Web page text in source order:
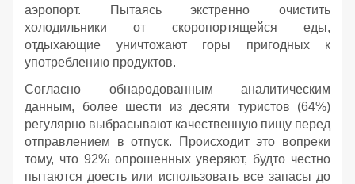
аэропорт. Пытаясь экстренно очистить
холодильники от скоропортящейся еды,
отдыхающие уничтожают горы пригодных к
употреблению продуктов.
Согласно обнародованным аналитическим
данным, более шести из десяти туристов (64%)
регулярно выбрасывают качественную пищу перед
отправлением в отпуск. Происходит это вопреки
тому, что 92% опрошенных уверяют, будто честно
пытаются доесть или использовать все запасы до